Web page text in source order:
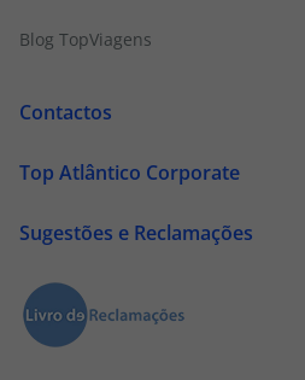
Blog TopViagens
Contactos
Top Atlântico Corporate
Sugestões e Reclamações